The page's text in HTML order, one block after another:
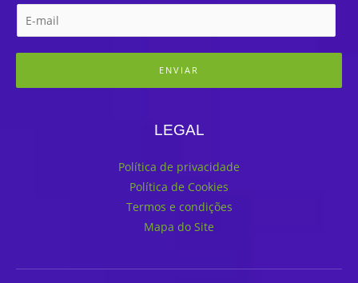
ENVIAR
LEGAL
Política de privacidade
Política de Cookies
Termos e condições
Mapa do Site